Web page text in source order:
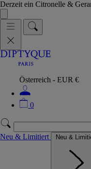
Derzeit ein Citronelle &
Österreich - EUR €
0
Neu & Limitiert Neu &